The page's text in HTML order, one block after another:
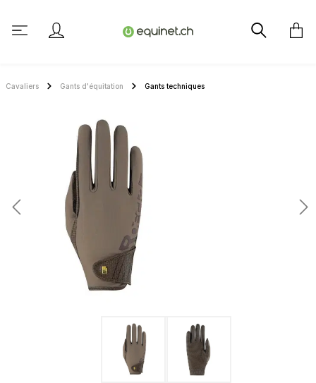
Cavaliers Gants d'équitation Gants techniques